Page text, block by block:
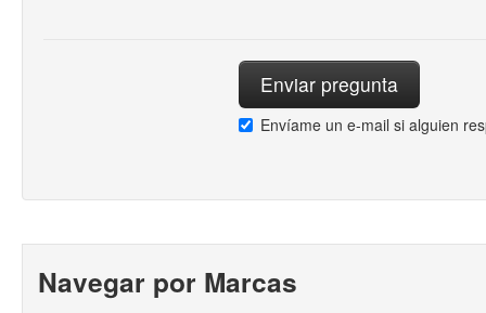
Envíame un e-mail si alguien
Navegar por Marcas